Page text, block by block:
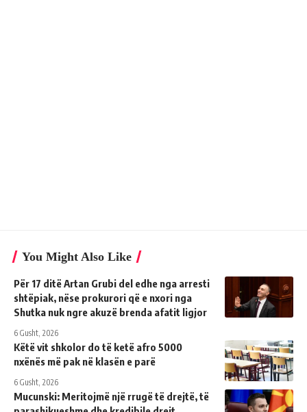
You Might Also Like
Për 17 ditë Artan Grubi del edhe nga arresti
shtëpiak, nëse prokurori që e nxori nga
Shutka nuk ngre akuzë brenda afatit ligjor
6 Gusht, 2026
Këtë vit shkolor do të ketë afro 5000
nxënës më pak në klasën e parë
6 Gusht, 2026
Mucunski: Meritojmë një rrugë të drejtë, të